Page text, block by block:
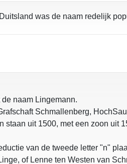
was de naam redelijk
naam Lingemann.
Schmallenberg,
staan uit 1500, met een zoon uit
van de tweede letter "n"
of Lenne ten Westen van